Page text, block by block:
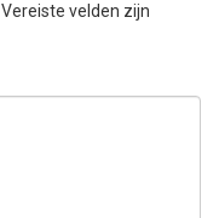
Vereiste velden zijn